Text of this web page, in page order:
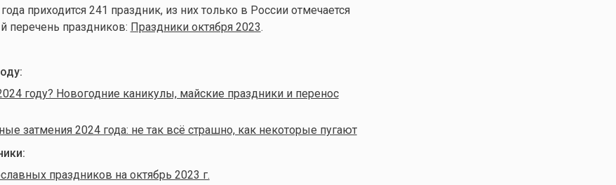
приходится 241 праздник, из них только в России отмечается
перечень праздников: Праздники октября 2023.
году? Новогодние каникулы, майские праздники и перенос
затмения 2024 года: не так всё страшно, как некоторые пугают
праздников на октябрь 2023 г.